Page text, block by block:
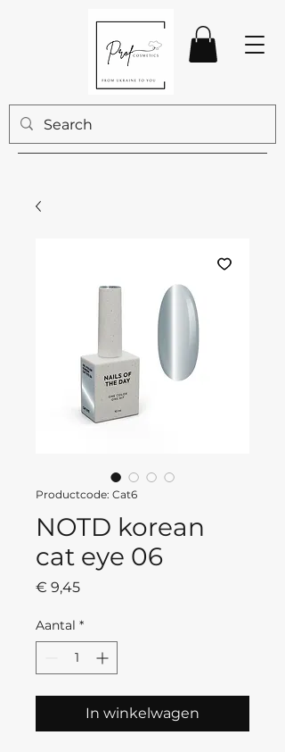
Productcode: Cat6
NOTD korean
cat eye 06
€ 9,45Prijs
Aantal *
In winkelwagen